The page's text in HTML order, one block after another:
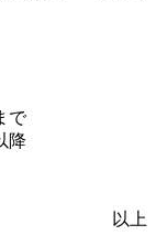
で
降
以上